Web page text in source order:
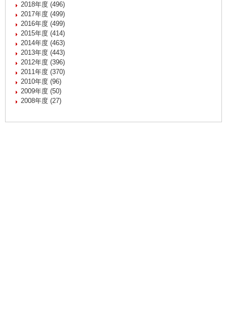
2018年度 (496)
2017年度 (499)
2016年度 (499)
2015年度 (414)
2014年度 (463)
2013年度 (443)
2012年度 (396)
2011年度 (370)
2010年度 (96)
2009年度 (50)
2008年度 (27)